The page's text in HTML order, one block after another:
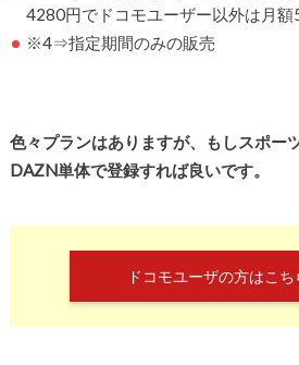
4280円でドコモユーザー以外は月額
※4⇒指定期間のみの販売
色々プランはありますが、もしスポー
DAZN単体で登録すれば良いです。
ドコモユーザの方はこち